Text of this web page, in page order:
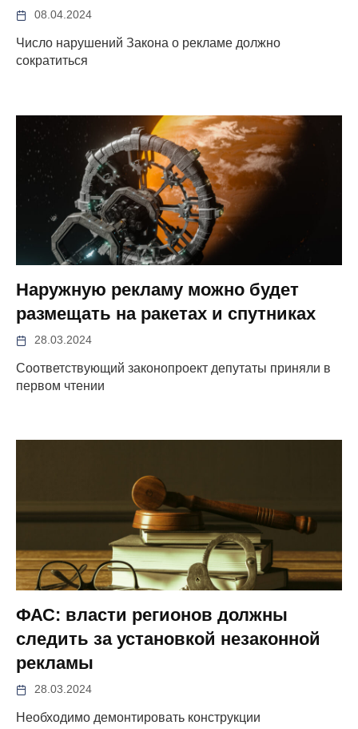
08.04.2024
Число нарушений Закона о рекламе должно
сократиться
Наружную рекламу можно будет
размещать на ракетах и спутниках
28.03.2024
Соответствующий законопроект депутаты приняли в
первом чтении
ФАС: власти регионов должны
следить за установкой незаконной
рекламы
28.03.2024
Необходимо демонтировать конструкции